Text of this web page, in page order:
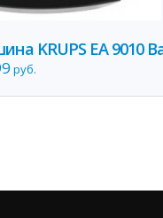
KRUPS EA 9010
руб.